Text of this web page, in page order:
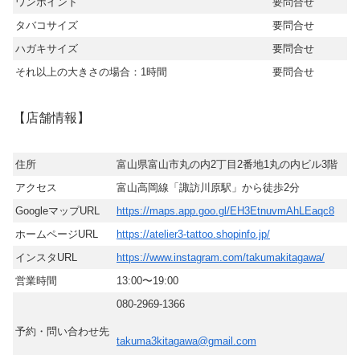
タバコサイズ
要問合せ
ハガキサイズ
要問合せ
それ以上の大きさの場合：1時間
要問合せ
【店舗情報】
住所
富山県富山市丸の内2丁目2番地1丸の内ビル3階
アクセス
富山高岡線「諏訪川原駅」から徒歩2分
GoogleマップURL
https://maps.app.goo.gl/EH3EtnuvmAhLEaqc8
ホームページURL
https://atelier3-tattoo.shopinfo.jp/
インスタURL
https://www.instagram.com/takumakitagawa/
営業時間
13:00〜19:00
予約・問い合わせ先
080-2969-1366
takuma3kitagawa@gmail.com